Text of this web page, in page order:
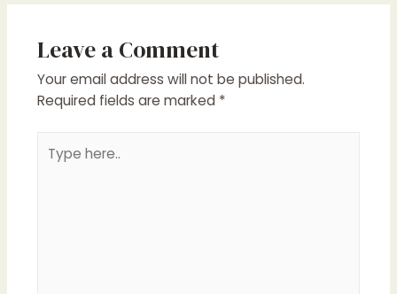
Leave a Comment
Your email address will not be published.
Required fields are marked *
here..